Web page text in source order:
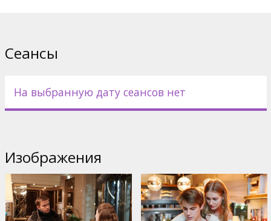
Сеансы
На выбранную дату сеансов нет
Изображения